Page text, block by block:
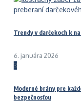
Trendy v darčekoch k
6. januára 2026
3
Moderné brány pre
bezpečnosťou